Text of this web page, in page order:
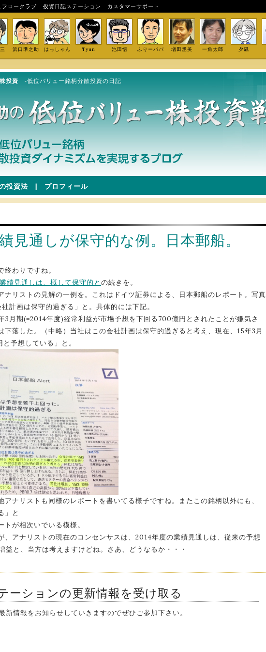
フロークラブ 投資日記ステーション カスタマーサポート
浜口準之助 はっしゃん Tyun 池田悟 ふりーパパ 増田丞美 一角太郎 夕凪
投資 -低位バリュー銘柄分散投資の日記
投資法 | プロフィール
見通しが保守的な例。日本郵船。
わりですね。
績見通しは、概して保守的と の続きを。
ナリストの見解の一例を。これはドイツ証券による、日本郵船のレポート。写真
計画は保守的過ぎる」と。具体的には下記。
3月期(=2014年度)経常利益が市場予想を下回る700億円とされたことが嫌気さ
下落した。（中略）当社はこの会社計画は保守的過ぎると考え、現在、15年3月
予想している」と。
アナリストも同様のレポートを書いてる様子ですね。またこの銘柄以外にも、
」と
が相次いでいる模様。
、アナリストの現在のコンセンサスは、2014年度の業績見通しは、従来の予想
益と、当方は考えますけどね。さあ、どうなるか・・・
ーションの更新情報を受け取る
情報をお知らせしていきますのでぜひご参加下さい。